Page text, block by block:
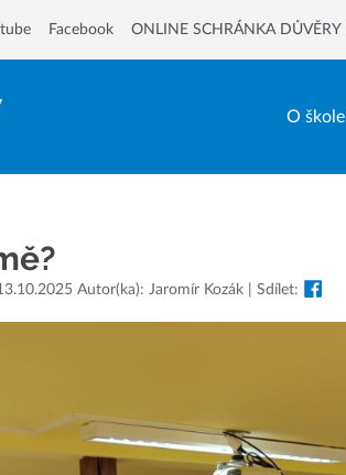
O škole
Facebook ONLINE SCHRÁNKA DŮVĚRY
Autor(ka): Jaromír Kozák | Sdílet: